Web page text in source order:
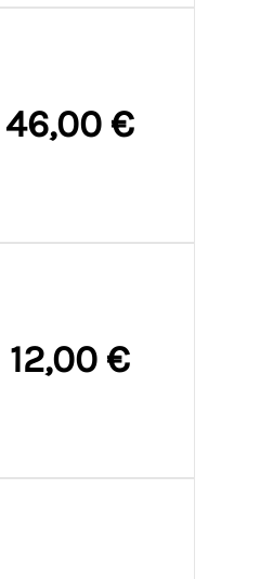
46,00 €
12,00 €